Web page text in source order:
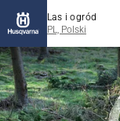
Las i ogród
PL, Polski